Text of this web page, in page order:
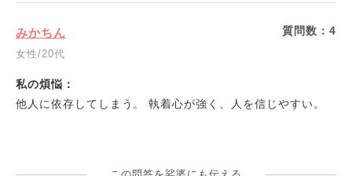
みかちん
女性/20代
質問数：4
私の煩悩：
他人に依存してしまう。 執着心が強く、人を信じやすい。